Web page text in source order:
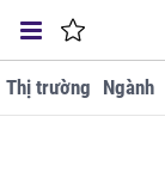
Thị trường Ngành